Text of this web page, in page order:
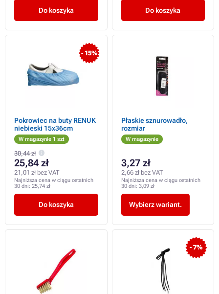
Do koszyka Do koszyka
- 15%
Pokrowiec na buty RENUK
niebieski 15x36cm
W magazynie 1 szt
30,44 zł
25,84 zł
21,01 zł bez VAT
Najniższa cena w ciągu ostatnich
30 dni: 25,74 zł
Do koszyka
Płaskie sznurowadło,
rozmiar
W magazynie
3,27 zł
2,66 zł bez VAT
Najniższa cena w ciągu ostatnich
30 dni: 3,09 zł
Wybierz wariant.
- 7%